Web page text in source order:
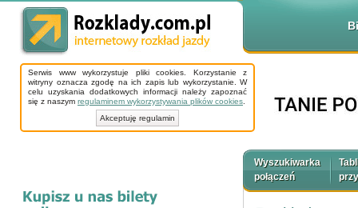
Serwis www wykorzystuje pliki cookies. Korzystanie z
witryny oznacza zgodę na ich zapis lub wykorzystanie. W
celu uzyskania dodatkowych informacji należy zapoznać
się z naszym regulaminem wykorzystywania plików cookies
Akceptuję regulamin
Wyszukiwarka
połączeń